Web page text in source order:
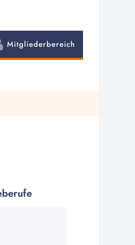
Mitgliederbereich